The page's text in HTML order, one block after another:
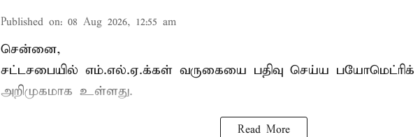
Published on: 08 Aug 2026, 12:55 am
சென்னை,
சட்டசபையில் எம்.எல்.ஏ.க்கள் வருகையை பதிவு செய்ய பயோமெட்ரிக்
அறிமுகமாக உள்ளது.
Read More